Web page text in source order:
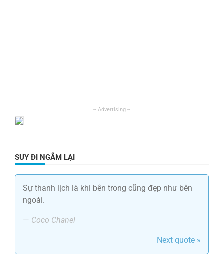
SUY ĐI NGẪM LẠI
Sự thanh lịch là khi bên trong cũng đẹp như bên
ngoài.
— Coco Chanel
Next quote »